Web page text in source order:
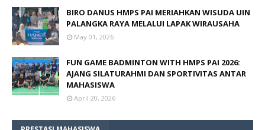
BIRO DANUS HMPS PAI MERIAHKAN WISUDA UIN
PALANGKA RAYA MELALUI LAPAK WIRAUSAHA
May 01, 2026
FUN GAME BADMINTON WITH HMPS PAI 2026:
AJANG SILATURAHMI DAN SPORTIVITAS ANTAR
MAHASISWA
April 20, 2026